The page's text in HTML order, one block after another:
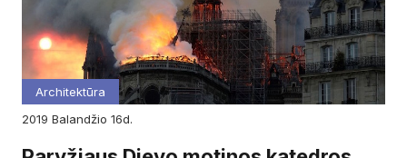
Architektūra
2019
balandžio 16d.